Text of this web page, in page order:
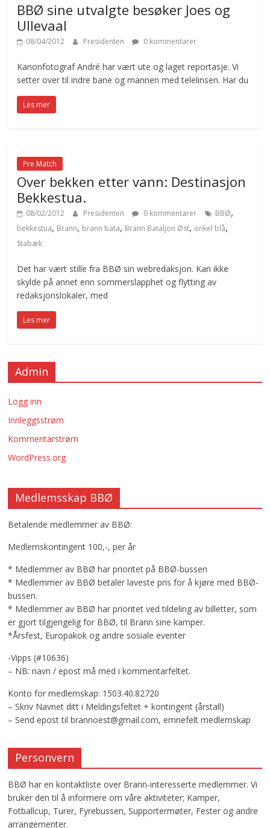
BBØ sine utvalgte besøker Joes og
Ullevaal
08/04/2012 Presidenten 0 kommentarer
Kanonfotograf André har vært ute og laget reportasje. Vi
setter over til indre bane og mannen med telelinsen. Har du
Les mer
Pre Match
Over bekken etter vann: Destinasjon
Bekkestua.
08/02/2012 Presidenten 0 kommentarer BBØ,
bekkestua, Brann, brann bata, Brann Bataljon Øst, onkel blå,
Stabæk
Det har vært stille fra BBØ sin webredaksjon. Kan ikke
skylde på annet enn sommerslapphet og flytting av
redaksjonslokaler, med
Les mer
Admin
Logg inn
Innleggsstrøm
Kommentarstrøm
WordPress.org
Medlemsskap BBØ
Betalende medlemmer av BBØ:
Medlemskontingent 100,-, per år
* Medlemmer av BBØ har prioritet på BBØ-bussen
* Medlemmer av BBØ betaler laveste pris for å kjøre med BBØ-
bussen.
* Medlemmer av BBØ har prioritet ved tildeling av billetter, som
er gjort tilgjengelig for BBØ, til Brann sine kamper.
*Årsfest, Europakok og andre sosiale eventer
-Vipps (#10636)
– NB: navn / epost må med i kommentarfeltet.
Konto for medlemskap: 1503.40.82720
– Skriv Navnet ditt i Meldingsfeltet + kontingent (årstall)
– Send epost til brannoest@gmail.com, emnefelt medlemskap
Personvern
BBØ har en kontaktliste over Brann-interesserte medlemmer. Vi
bruker den til å informere om våre aktiviteter; Kamper,
Fotballcup, Turer, Fyrebussen, Supportermøter, Fester og andre
arrangementer.